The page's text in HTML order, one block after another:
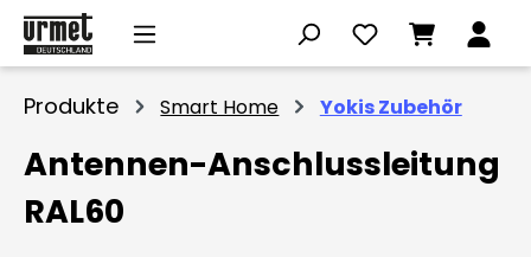
Zum Hauptinhalt springen
Produkte Smart Home Yokis Zubehör
Antennen-Anschlussleitung
RAL60